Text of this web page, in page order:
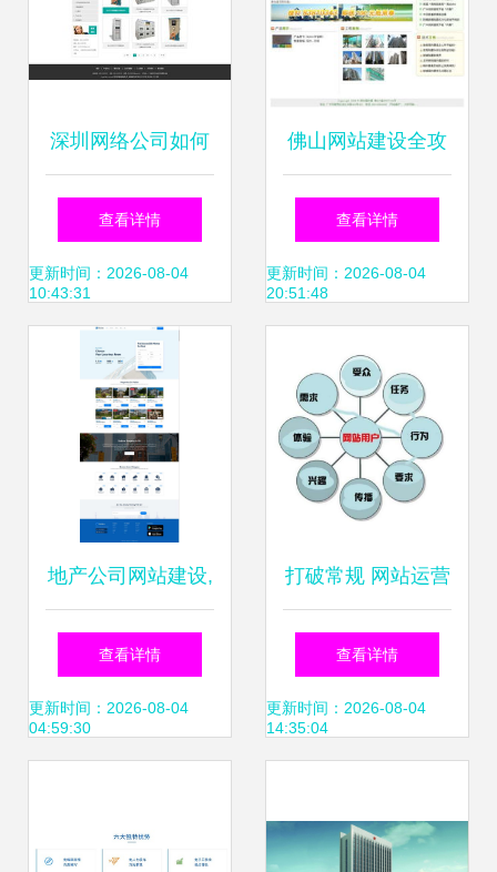
深圳网络公司如何
用网站效果图助力
旷鑫发展？
查看详情
更新时间：2026-08-04
10:43:31
佛山网站建设全攻
略 从设计到高端定
制的全方位解析
查看详情
更新时间：2026-08-04
20:51:48
地产公司网站建设,
房屋租赁网站开源
代码模板
查看详情
更新时间：2026-08-04
04:59:30
打破常规 网站运营
如何告别千篇一律
的设计方式
查看详情
更新时间：2026-08-04
14:35:04